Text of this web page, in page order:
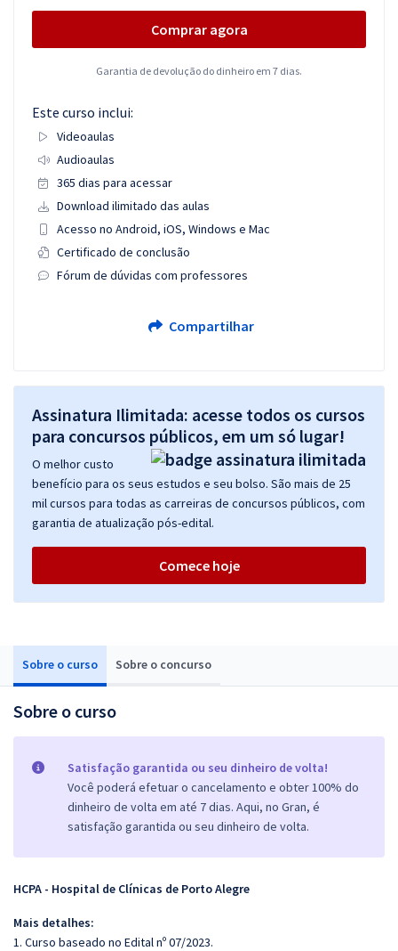
Sobre o curso Sobre o concurso
Sobre o curso
Satisfação garantida ou seu dinheiro de volta!
Você poderá efetuar o cancelamento e obter 100% do
dinheiro de volta em até 7 dias. Aqui, no Gran, é
satisfação garantida ou seu dinheiro de volta.
HCPA - Hospital de Clínicas de Porto Alegre
Mais detalhes:
1. Curso baseado no Edital nº 07/2023.
Comprar agora
Garantia de devolução do dinheiro em 7 dias.
Este curso inclui:
Videoaulas
Audioaulas
365 dias para acessar
Download ilimitado das aulas
Acesso no Android, iOS, Windows e Mac
Certificado de conclusão
Fórum de dúvidas com professores
Compartilhar
Assinatura Ilimitada: acesse todos os cursos
para concursos públicos, em um só lugar!
O melhor custo
benefício para os seus estudos e seu bolso. São mais de 25
mil cursos para todas as carreiras de concursos públicos, com
garantia de atualização pós-edital.
Comece hoje